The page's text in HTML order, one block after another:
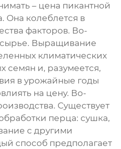
– цена пикантной
Она колеблется в
факторов. Во-
сырье. Выращивание
климатических
семян и, разумеется,
в урожайные годы
на цену. Во-
Существует
перца: сушка,
с другими
способ предполагает